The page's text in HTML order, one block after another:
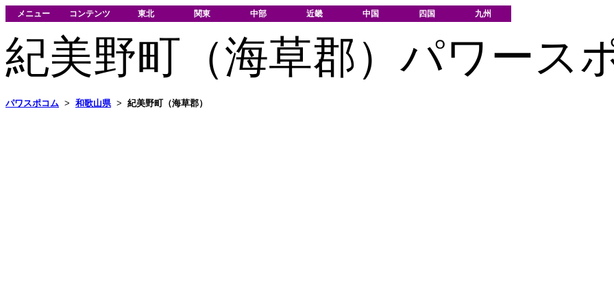
メニュー コンテンツ 東北 関東 中部 近畿 中国 四国 九州
紀美野町（海草郡）パワース
パワスポコム > 和歌山県 > 紀美野町（海草郡）